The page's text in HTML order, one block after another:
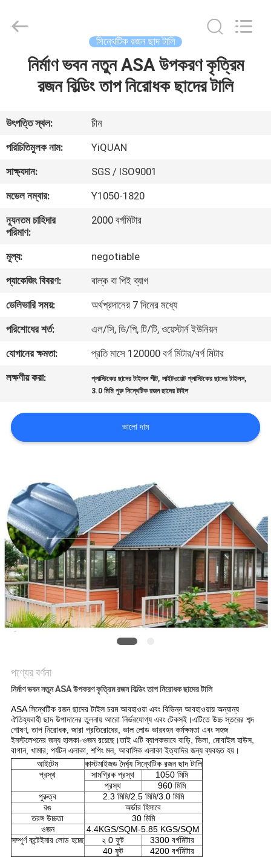
আমাদের
সম্পর্কে
কারখানা
ভ্রমণ
মান
নিয়ন্ত্রণ
যোগাযোগ
করুন
BLOG
উদ্ধৃতির
জন্য
VR
সাইট
ম্যাপ
গোপনীয়তা
নীতি
Building
Material
সিন্থেটিক রজন ছাদ টালি
নির্মাণ ভবন নতুন ASA উপকরণ কৃত্রিম
রজন বিল্ডিং তাপ নিরোধক ছাদের টালি
উৎপত্তি স্থল:
চীন
পরিচিতিমুলক নাম:
YiQUAN
সাক্ষ্যদান:
SGS / ISO9001
মডেল নম্বার:
Y1050-1820
ন্যূনতম চাহিদার
পরিমাণ:
2000 বর্গমিটার
মূল্য:
negotiable
প্যাকেজিং বিবরণ:
বাল্ক বা পিই ব্যাগ
ডেলিভারি সময়:
অর্থপ্রদানের 7 দিনের মধ্যে
পরিশোধের শর্ত:
এল/সি, ডি/পি, টি/টি, ওয়েস্টার্ন ইউনিয়ন
যোগানের ক্ষমতা:
প্রতি মাসে 120000 বর্গ মিটার/বর্গ মিটার
লক্ষণীয় করা:
প্লাস্টিকের ছাদের টাইলস শীট,লাইটওয়েট প্লাস্টিকের ছাদের টাইলস,
3.0 মিমি পুরু সিন্থেটিক রজন ছাদের টাইল
ভালো দাম
পণ্যের বর্ণনা
নির্মাণ ভবন নতুন ASA উপকরণ কৃত্রিম রজন বিল্ডিং তাপ নিরোধক ছাদের টালি
ASA সিন্থেটিক রজন ছাদের টাইল চরম আবহাওয়া এবং বিভিন্ন আবহাওয়ায় অন্যান্য
ঐতিহ্যবাহী ছাদ উপাদানের তুলনায় আরো নির্ভরযোগ্য এবং টেকসই।এটিতে উচ্চ স্তরের শব্দ
শোষণ, তাপ নিরোধক, জারা প্রতিরোধের, ভাল লোড ভারবহন কর্মক্ষমতা এবং সহজ
ইনস্টলেশনের জন্য হালকা-ওজন রয়েছে।তাই এটি ব্যাপকভাবে বাড়ি, ভিলা, মোবাইল হাউস,
বাগান, খামার, পর্যটন এলাকা, শপিং মল, আবাসিক এলাকা ইত্যাদির জন্য ব্যবহৃত হয়।
আইটেম
কাস্টমাইজড দৈর্ঘ্য সিন্থেটিক রজন ছাদ টালি
প্রস্থ
সামগ্রিক প্রস্থ
1050 মিমি
প্রস্থ
960 মিমি
পুরুত্ব
2.3 মিমি/2.5 মিমি/3.0 মিমি
রঙ
অর্ডার হিসাবে
তরঙ্গ উচ্চতা
30 মিমি
ওজন
4.4KGS/SQM-5.85 KGS/SQM
সম্পূর্ণ কন্টেইনার লোড হচ্ছে
২ 0 ফুট
3300 বর্গমিটার
40 ফুট
4200 বর্গমিটার